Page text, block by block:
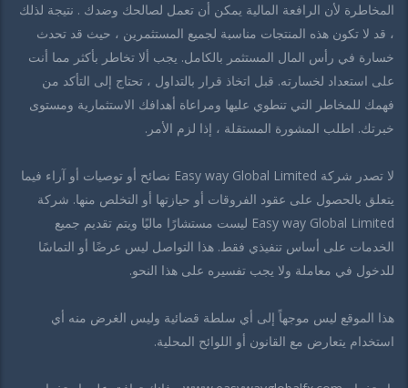
المخاطرة لأن الرافعة المالية يمكن أن تعمل لصالحك وضدك . نتيجة لذلك
، قد لا تكون هذه المنتجات مناسبة لجميع المستثمرين ، حيث قد تحدث
خسارة في رأس المال المستثمر بالكامل. يجب ألا تخاطر بأكثر مما أنت
على استعداد لخسارته. قبل اتخاذ قرار بالتداول ، تحتاج إلى التأكد من
فهمك للمخاطر التي تنطوي عليها ومراعاة أهدافك الاستثمارية ومستوى
خبرتك. اطلب المشورة المستقلة ، إذا لزم الأمر.
لا تصدر شركة Easy way Global Limited نصائح أو توصيات أو آراء فيما
يتعلق بالحصول على عقود الفروقات أو حيازتها أو التخلص منها. شركة
Easy way Global Limited ليست مستشارًا ماليًا ويتم تقديم جميع
الخدمات على أساس تنفيذي فقط. هذا التواصل ليس عرضًا أو التماسًا
للدخول في معاملة ولا يجب تفسيره على هذا النحو.
هذا الموقع ليس موجهاً إلى أي سلطة قضائية وليس الغرض منه أي
استخدام يتعارض مع القانون أو اللوائح المحلية.